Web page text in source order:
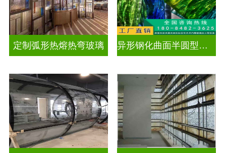
定制弧形热熔热弯玻璃 异形钢化曲面半圆型曲面玻璃